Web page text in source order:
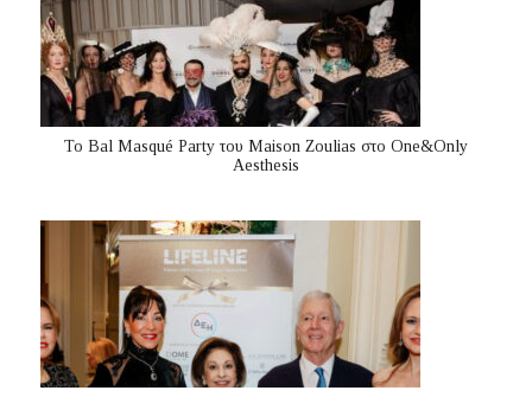
Το Bal Masqué Party του Maison Zoulias στο One&Only
Aesthesis